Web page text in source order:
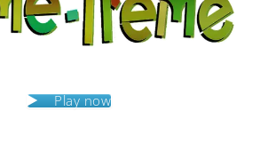
Play now